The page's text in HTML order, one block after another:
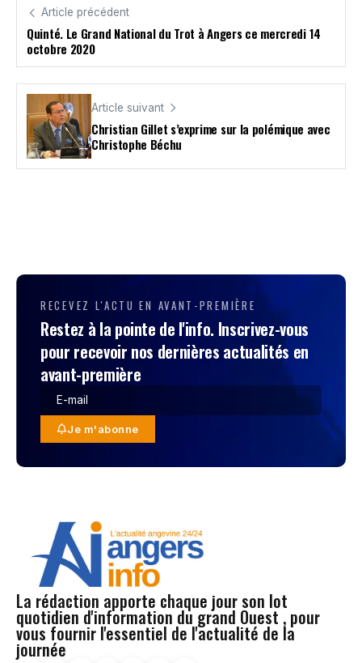
Article précédent
Quinté. Le Grand National du Trot à Angers ce mercredi 14
octobre 2020
Article suivant
Christian Gillet s’exprime sur la polémique avec
Christophe Béchu
RECEVEZ L'ACTU EN AVANT-PREMIÈRE
Restez à la pointe de l'info. Inscrivez-vous
pour recevoir nos dernières actualités en
avant-première
Je m'abonne
La rédaction apporte chaque jour son lot
quotidien d'information du grand Ouest , pour
vous fournir l'essentiel de l'actualité de la
journée